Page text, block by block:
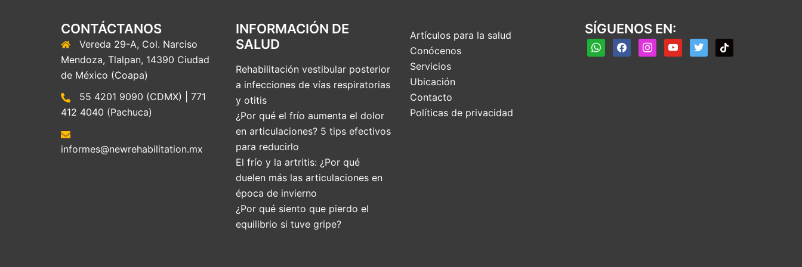
CONTÁCTANOS
Vereda 29-A, Col. Narciso
Mendoza, Tlalpan, 14390 Ciudad
de México (Coapa)
55 4201 9090 (CDMX) | 771
412 4040 (Pachuca)
informes@newrehabilitation.mx
INFORMACIÓN DE
SALUD
Rehabilitación vestibular posterior
a infecciones de vías respiratorias
y otitis
¿Por qué el frío aumenta el dolor
en articulaciones? 5 tips efectivos
para reducirlo
El frío y la artritis: ¿Por qué
duelen más las articulaciones en
época de invierno
¿Por qué siento que pierdo el
equilibrio si tuve gripe?
Artículos para la salud
Conócenos
Servicios
Ubicación
Contacto
Políticas de privacidad
SÍGUENOS EN:
whatsappfacebookinstagramyoutubetwitter tiktok